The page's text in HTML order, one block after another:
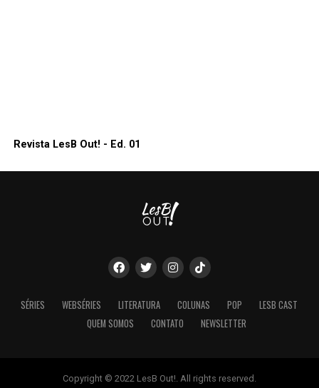
Revista LesB Out! - Ed. 01
SÉRIES WEBSÉRIES LITERATURA COLUNAS POP
LESB CAST
QUEM SOMOS
CONTATO NEWSLETTER
Copyright © 2022 LesB Out!. All rights reserved.